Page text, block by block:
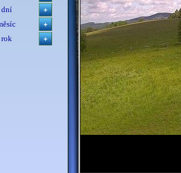
dní
rok